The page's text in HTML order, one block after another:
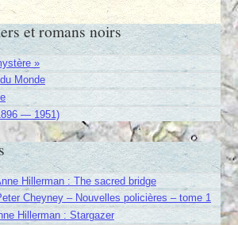
et romans noirs
»
Monde
— 1951)
Hillerman : The sacred bridge
Cheyney – Nouvelles policières – tome 1
Hillerman : Stargazer